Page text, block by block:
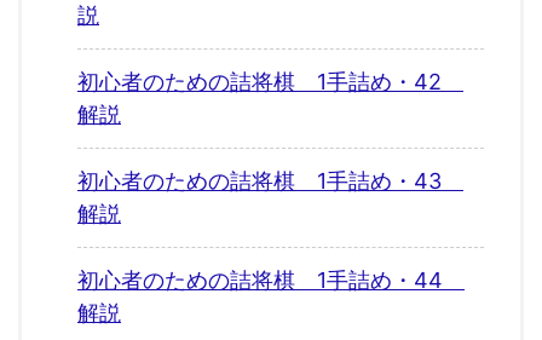
説
初心者のための詰将棋 1手詰め・42
解説
初心者のための詰将棋 1手詰め・43
解説
初心者のための詰将棋 1手詰め・44
解説